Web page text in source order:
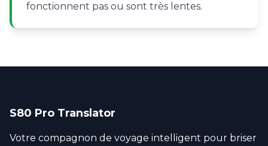
fonctionnent pas ou sont très lentes.
S80 Pro Translator
Votre compagnon de voyage intelligent pour briser